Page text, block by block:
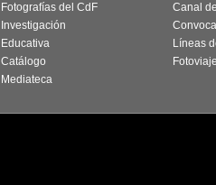
Fotografías del CdF
Investigación
Educativa
Catálogo
Mediateca
Canal
Líneas